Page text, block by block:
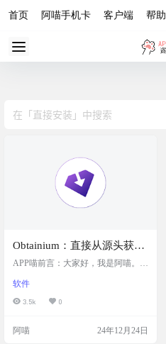
首页 阿喵手机卡 客户端 帮助
Obtainium：直接从源头获取
Android应用更新的工具，允
用，并在新版本发布时接收
通知，确保应用始终保持最
APP喵前言：大家好，我是阿喵。今
roid应用更新工具——Obtainium。这
个工具能让你直接从应用的发布页
知。这样，你就再也不用担心错过
软件
3.5k 0
阿喵 24年12月24日